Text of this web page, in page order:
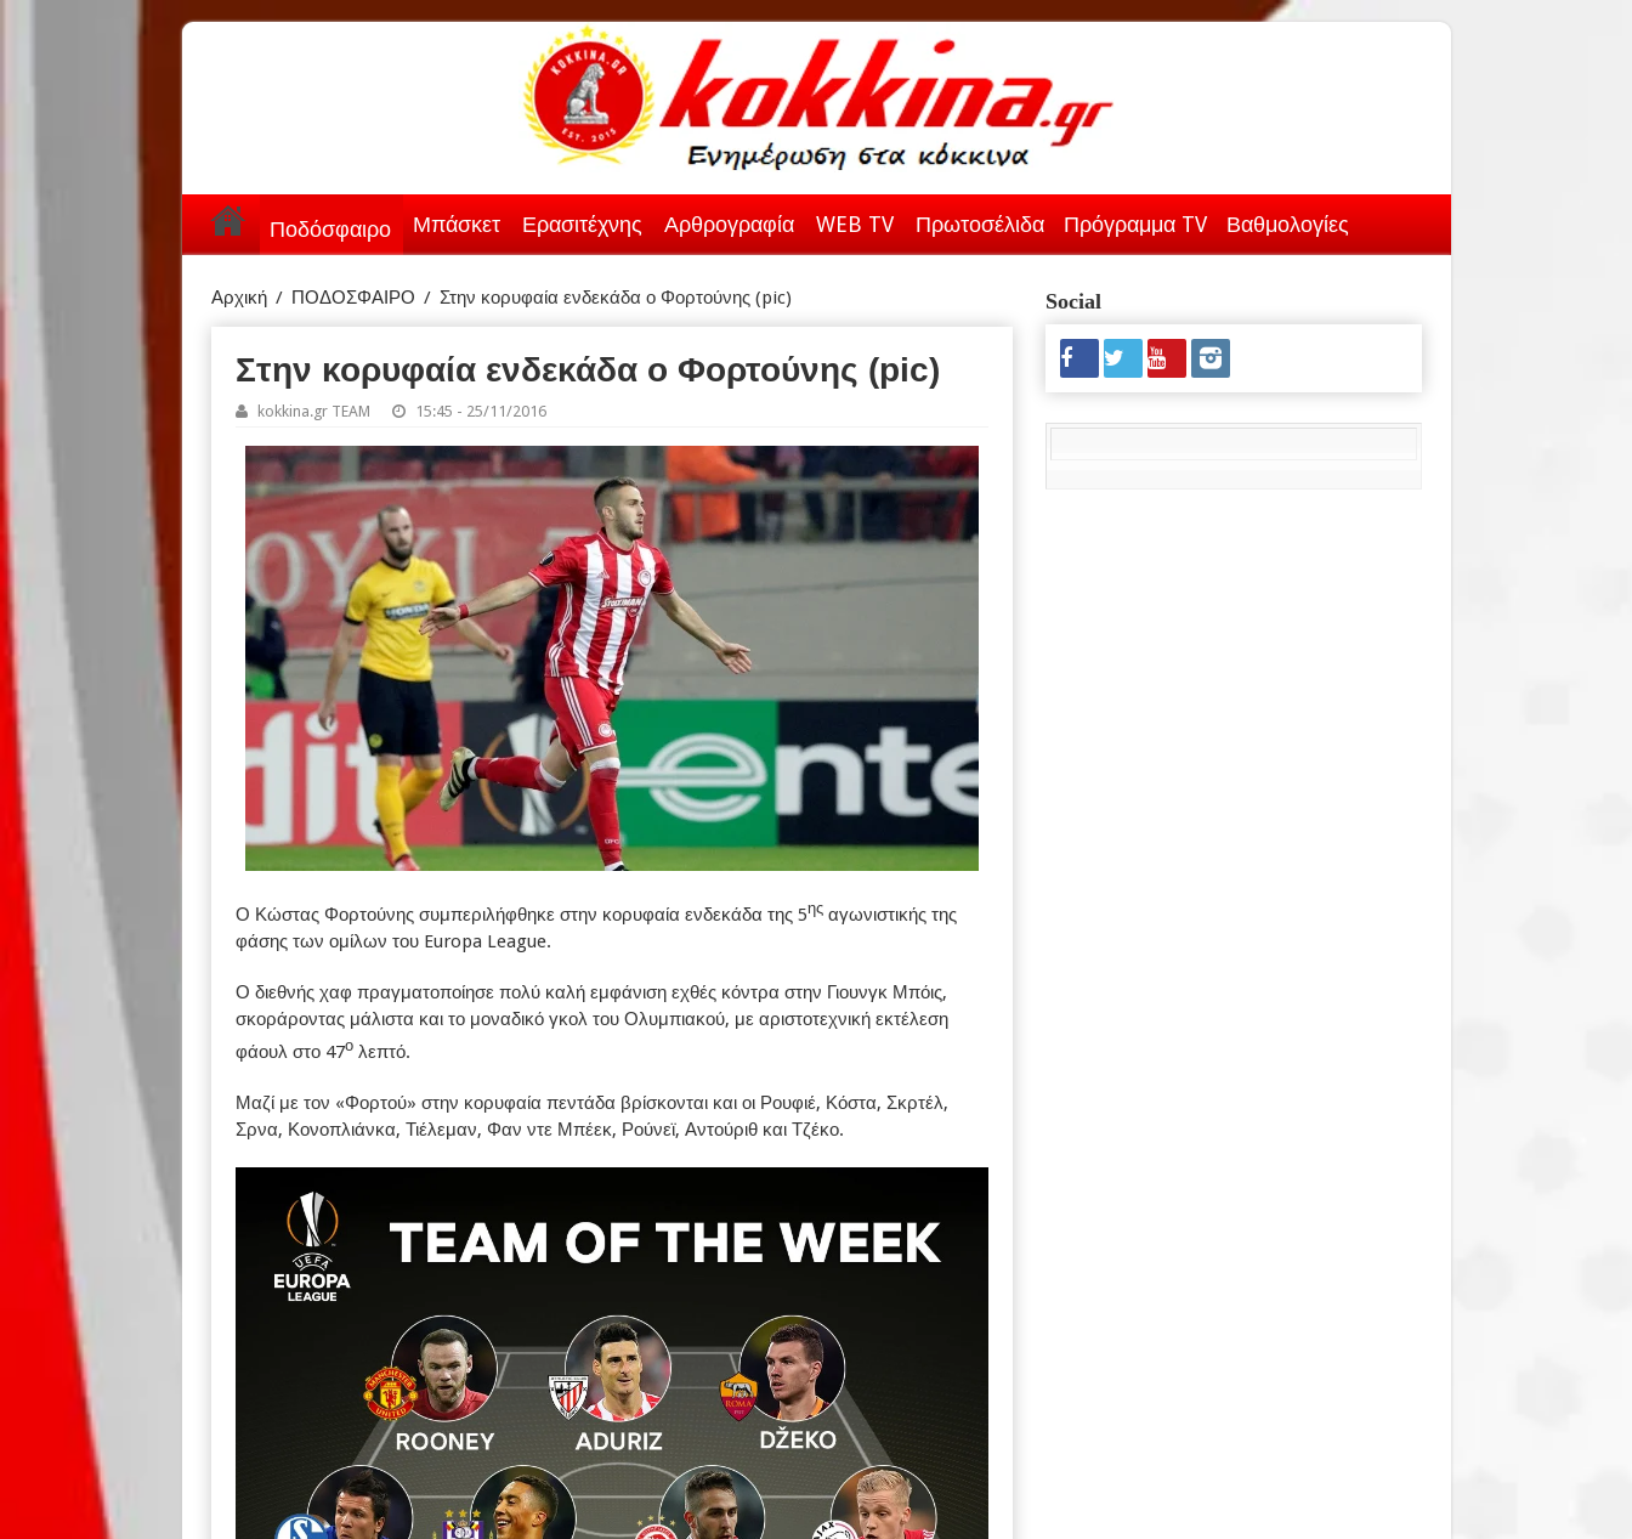
Ποδόσφαιρο Μπάσκετ Ερασιτέχνης Αρθρογραφία WEB TV Πρωτοσέλιδα Πρόγραμμα TV Βαθμολογίες
Αρχική / ΠΟΔΟΣΦΑΙΡΟ / Στην κορυφαία ενδεκάδα ο Φορτούνης (pic)
Στην κορυφαία ενδεκάδα ο Φορτούνης (pic)
kokkina.gr TEAM 15:45 - 25/11/2016
Ο Κώστας Φορτούνης συμπεριλήφθηκε στην κορυφαία ενδεκάδα της 5ηςαγωνιστικής της
φάσης των ομίλων του Europa League.
Ο διεθνής χαφ πραγματοποίησε πολύ καλή εμφάνιση εχθές κόντρα στην Γιουνγκ Μπόις,
σκοράροντας μάλιστα και το μοναδικό γκολ του Ολυμπιακού, με αριστοτεχνική εκτέλεση
φάουλ στο 47ολεπτό.
Μαζί με τον «Φορτού» στην κορυφαία πεντάδα βρίσκονται και οι Ρουφιέ, Κόστα, Σκρτέλ,
Σρνα, Κονοπλιάνκα, Τιέλεμαν, Φαν ντε Μπέεκ, Ρούνεϊ, Αντούριθ και Τζέκο.
Social